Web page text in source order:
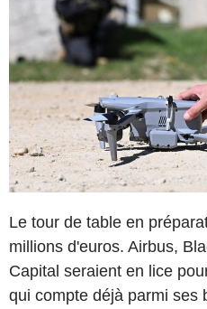
Le tour de table en
millions d'euros. Airbus,
Capital seraient en lice
qui compte déjà parmi ses